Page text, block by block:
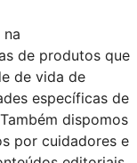
de produtos que
de vida de
específicas de
dispomos
por cuidadores e